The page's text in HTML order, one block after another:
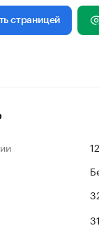
страницей